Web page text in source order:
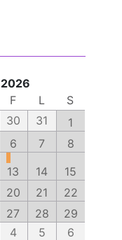
F L
S
30 31
1
6 7
8
13 14
15
20 21
22
27 28
29
4 5 6